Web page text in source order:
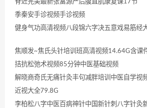
季秦安手诊视频手诊视频
健身气功高清视频八段锦六字决五意戏易筋经
焦顺发~焦氏头针培训班高清视频14.64G含课
拮抗松弛术视频85分钟中医基础视频
解晓商奇氏无痛针灸丰句减胖培训中医自学视
近视大全79.8G
李柏松八字中医百病神针中国新针刺八字针灸